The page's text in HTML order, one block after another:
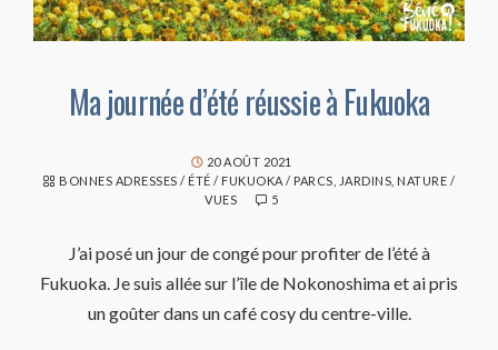
Ma journée d’été réussie à Fukuoka
20 AOÛT 2021
BONNES ADRESSES / ÉTÉ / FUKUOKA / PARCS, JARDINS, NATURE /
VUES
5
J’ai posé un jour de congé pour profiter de l’été à
Fukuoka. Je suis allée sur l’île de Nokonoshima et ai pris
un goûter dans un café cosy du centre-ville.